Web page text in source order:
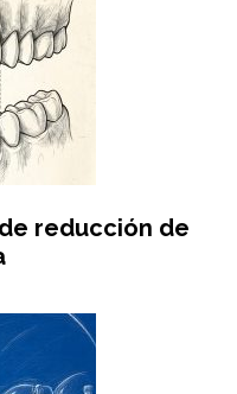
reducción de